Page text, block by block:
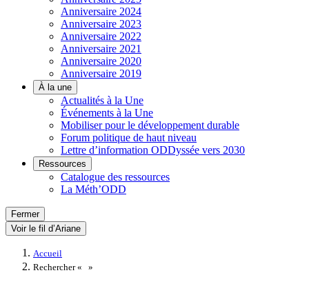
Anniversaire 2024
Anniversaire 2023
Anniversaire 2022
Anniversaire 2021
Anniversaire 2020
Anniversaire 2019
À la une
Actualités à la Une
Événements à la Une
Mobiliser pour le développement durable
Forum politique de haut niveau
Lettre d’information ODDyssée vers 2030
Ressources
Catalogue des ressources
La Méth’ODD
Fermer
Voir le fil d’Ariane
Accueil
Rechercher «
»